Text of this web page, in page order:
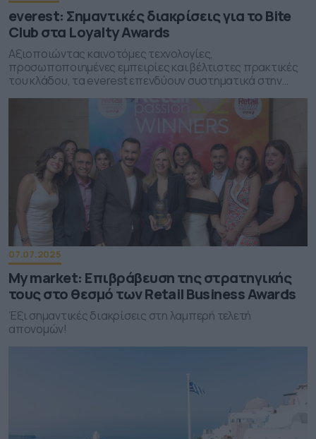
everest: Σημαντικές διακρίσεις για το Bite
Club στα Loyalty Awards
Αξιοποιώντας καινοτόμες τεχνολογίες,
προσωποποιημένες εμπειρίες και βέλτιστες πρακτικές
του κλάδου, τα everest επενδύουν συστηματικά στην
07.07.2025
My market: Επιβράβευση της στρατηγικής
τους στο θεσμό των Retail Business Awards
Έξι σημαντικές διακρίσεις στη λαμπερή τελετή
απονομών!